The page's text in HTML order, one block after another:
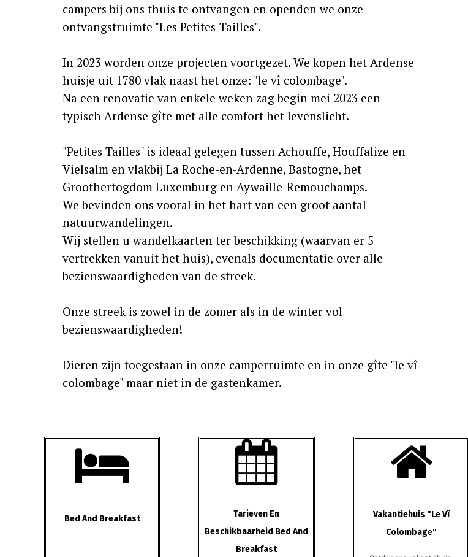
campers bij ons thuis te ontvangen en openden we onze
ontvangstruimte "Les Petites-Tailles".
In 2023 worden onze projecten voortgezet. We kopen het Ardense
huisje uit 1780 vlak naast het onze: "le vî colombage".
Na een renovatie van enkele weken zag begin mei 2023 een
typisch Ardense gîte met alle comfort het levenslicht.
"Petites Tailles" is ideaal gelegen tussen Achouffe, Houffalize en
Vielsalm en vlakbij La Roche-en-Ardenne, Bastogne, het
Groothertogdom Luxemburg en Aywaille-Remouchamps.
We bevinden ons vooral in het hart van een groot aantal
natuurwandelingen.
Wij stellen u wandelkaarten ter beschikking (waarvan er 5
vertrekken vanuit het huis), evenals documentatie over alle
bezienswaardigheden van de streek.
Onze streek is zowel in de zomer als in de winter vol
bezienswaardigheden!
Dieren zijn toegestaan in onze camperruimte en in onze gîte "le vî
colombage" maar niet in de gastenkamer.

Bed And Breakfast

Tarieven En
Beschikbaarheid Bed And
Breakfast

Vakantiehuis "le Vî
Colombage"